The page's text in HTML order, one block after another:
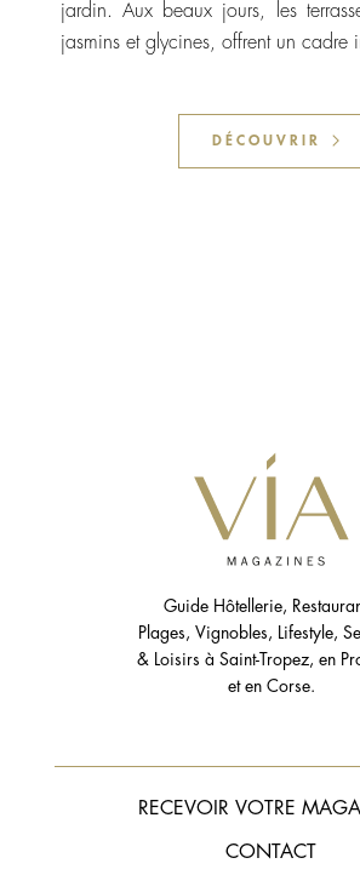
jardin. Aux beaux jours, les
jasmins et glycines, offrent un cadre
DÉCOUVRIR
Guide Hôtellerie,
Plages, Vignobles, Lifestyle,
& Loisirs à Saint-Tropez, en
et en Corse.
RECEVOIR VOTRE
CONTACT